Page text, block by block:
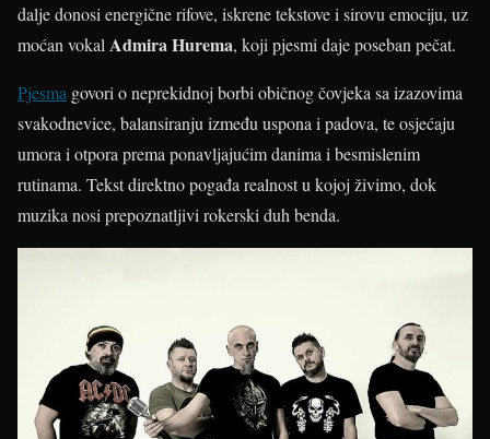
dalje donosi energične rifove, iskrene tekstove i sirovu emociju, uz
moćan vokal Admira Hurema, koji pjesmi daje poseban pečat.
Pjesma govori o neprekidnoj borbi običnog čovjeka sa izazovima
svakodnevice, balansiranju između uspona i padova, te osjećaju
umora i otpora prema ponavljajućim danima i besmislenim
rutinama. Tekst direktno pogađa realnost u kojoj živimo, dok
muzika nosi prepoznatljivi rokerski duh benda.